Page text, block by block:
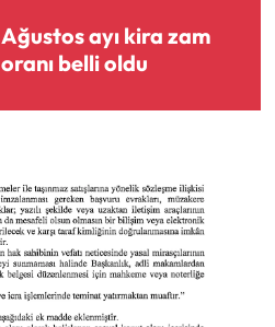
Ağustos ayı kira zam
oranı belli oldu